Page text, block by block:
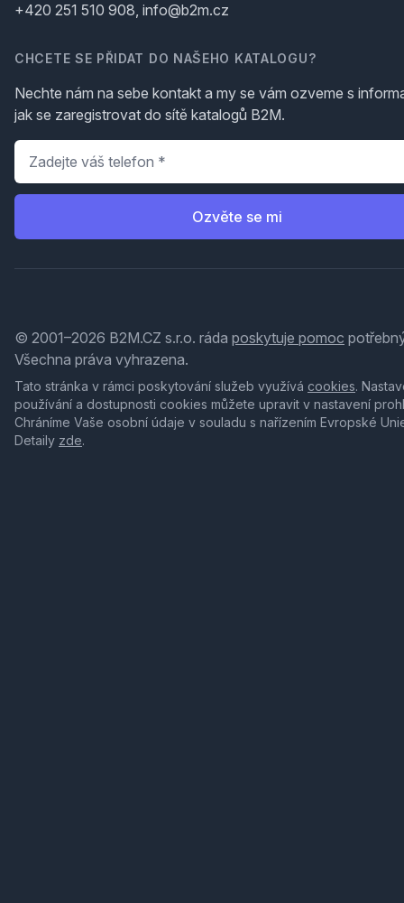
+420 251 510 908, info@b2m.cz
CHCETE SE PŘIDAT DO NAŠEHO KATALOGU?
Nechte nám na sebe kontakt a my se vám ozveme s
jak se zaregistrovat do sítě katalogů B2M.
Telefon
Ozvěte se mi
© 2001–2026 B2M.CZ s.r.o. ráda poskytuje pomoc
Všechna práva vyhrazena.
Tato stránka v rámci poskytování služeb využívá cookies.
používání a dostupnosti cookies můžete upravit v nastavení
Chráníme Vaše osobní údaje v souladu s nařízením Evropské
Detaily zde.